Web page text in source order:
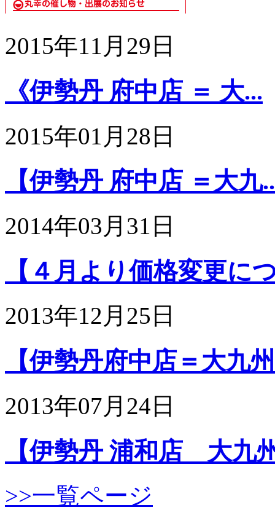
2015年11月29日
《伊勢丹 府中店 ＝ 大...
2015年01月28日
【伊勢丹 府中店 ＝大九
2014年03月31日
【４月より価格変更に
2013年12月25日
【伊勢丹府中店＝大九
2013年07月24日
【伊勢丹 浦和店 大九
>>一覧ページ